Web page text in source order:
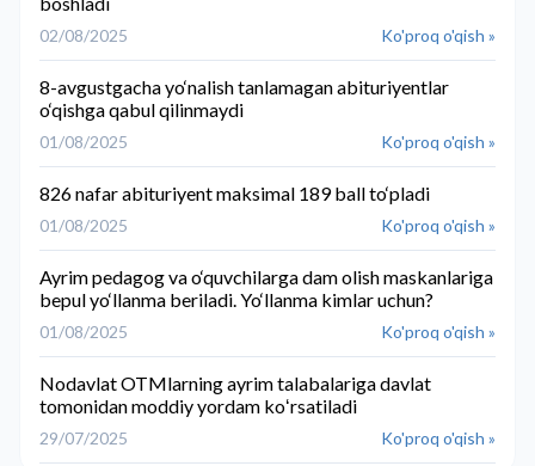
02/08/2025 Ko'proq o'qish »
8-avgustgacha yo‘nalish tanlamagan abituriyentlar
o‘qishga qabul qilinmaydi
01/08/2025 Ko'proq o'qish »
826 nafar abituriyent maksimal 189 ball to‘pladi
01/08/2025 Ko'proq o'qish »
Ayrim pedagog va o‘quvchilarga dam olish maskanlariga
bepul yo‘llanma beriladi. Yo‘llanma kimlar uchun?
01/08/2025 Ko'proq o'qish »
Nodavlat OTMlarning ayrim talabalariga davlat
tomonidan moddiy yordam koʻrsatiladi
29/07/2025 Ko'proq o'qish »